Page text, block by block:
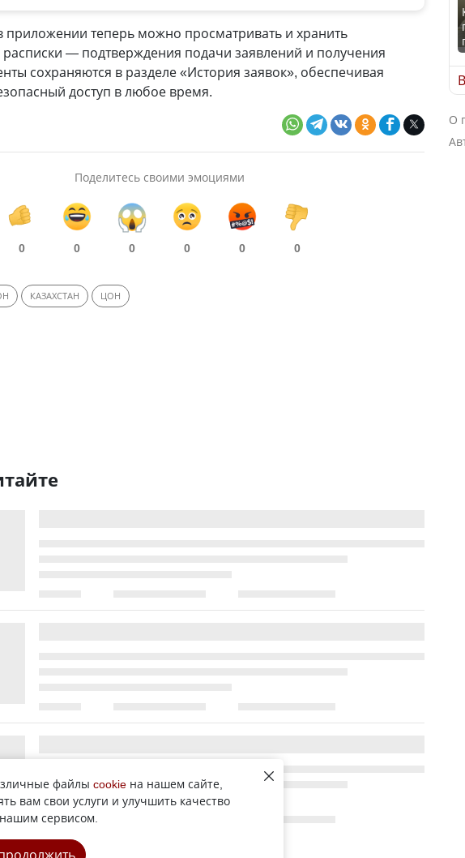
приложении теперь можно просматривать и хранить
— подтверждения подачи заявлений и получения
сохраняются в разделе «История заявок», обеспечивая
доступ в любое время.
Поделитесь своими эмоциями
0 0 0 0 0 0
КАЗАХСТАН ЦОН
О
файлы cookie на нашем сайте,
вам свои услуги и улучшить качество
сервисом.